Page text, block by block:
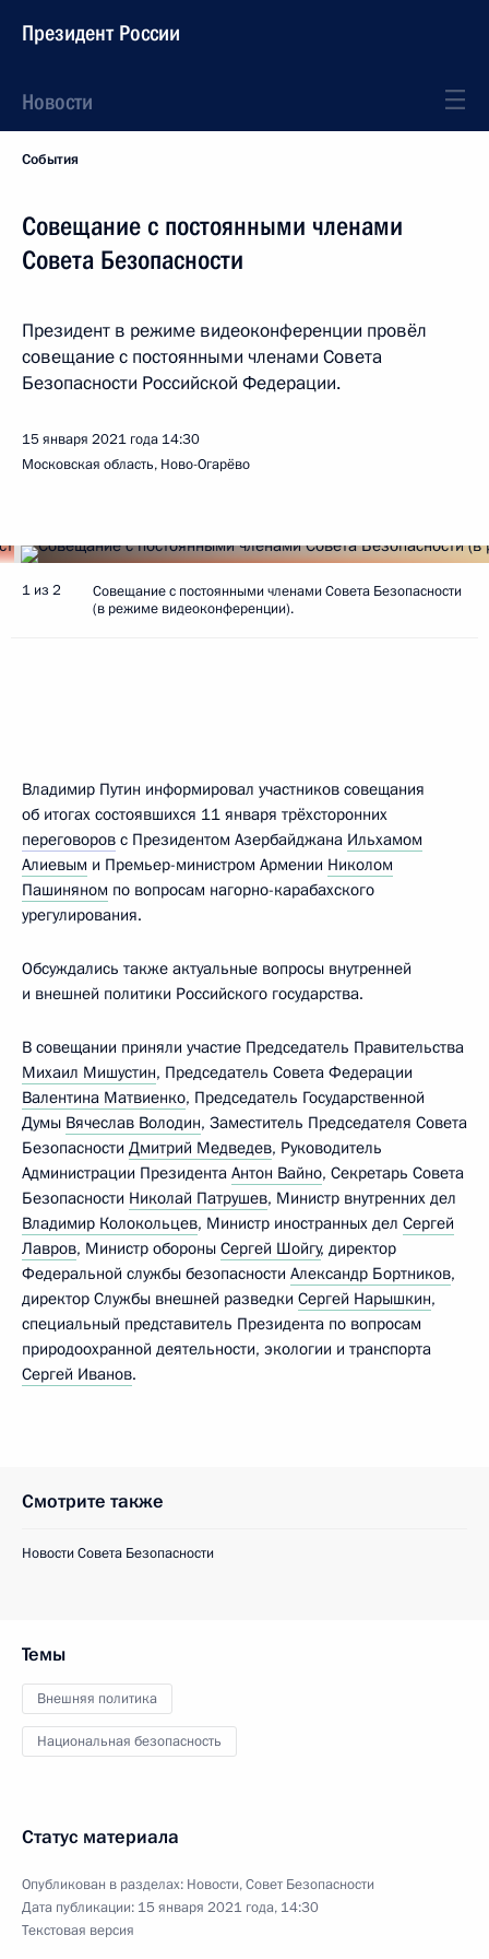
Президент России
Новости
События
Совещание с постоянными членами
Совета Безопасности
Президент в режиме видеоконференции провёл
совещание с постоянными членами Совета
Безопасности Российской Федерации.
15 января 2021 года 14:30
Московская область, Ново-Огарёво
1 из 2
Совещание с постоянными членами Совета Безопасности
(в режиме видеоконференции).
Владимир Путин информировал участников совещания
об итогах состоявшихся 11 января трёхсторонних
переговоров с Президентом Азербайджана Ильхамом
Алиевым и Премьер-министром Армении Николом
Пашиняном по вопросам нагорно-карабахского
урегулирования.
Обсуждались также актуальные вопросы внутренней
и внешней политики Российского государства.
В совещании приняли участие Председатель Правительства
Михаил Мишустин, Председатель Совета Федерации
Валентина Матвиенко, Председатель Государственной
Думы Вячеслав Володин, Заместитель Председателя Совета
Безопасности Дмитрий Медведев, Руководитель
Администрации Президента Антон Вайно, Секретарь Совета
Безопасности Николай Патрушев, Министр внутренних дел
Владимир Колокольцев, Министр иностранных дел Сергей
Лавров, Министр обороны Сергей Шойгу, директор
Федеральной службы безопасности Александр Бортников,
директор Службы внешней разведки Сергей Нарышкин,
специальный представитель Президента по вопросам
природоохранной деятельности, экологии и транспорта
Сергей Иванов.
Смотрите также
Новости Совета Безопасности
Темы
Внешняя политика
Национальная безопасность
Статус материала
Опубликован в разделах: Новости,Совет Безопасности
Дата публикации: 15 января 2021 года, 14:30
Текстовая версия